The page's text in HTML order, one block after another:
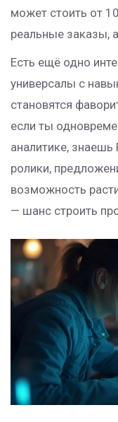
может стоить от
реальные заказы,
Есть ещё одно
универсалы с
становятся
если ты
аналитике,
ролики,
возможность
— шанс строить